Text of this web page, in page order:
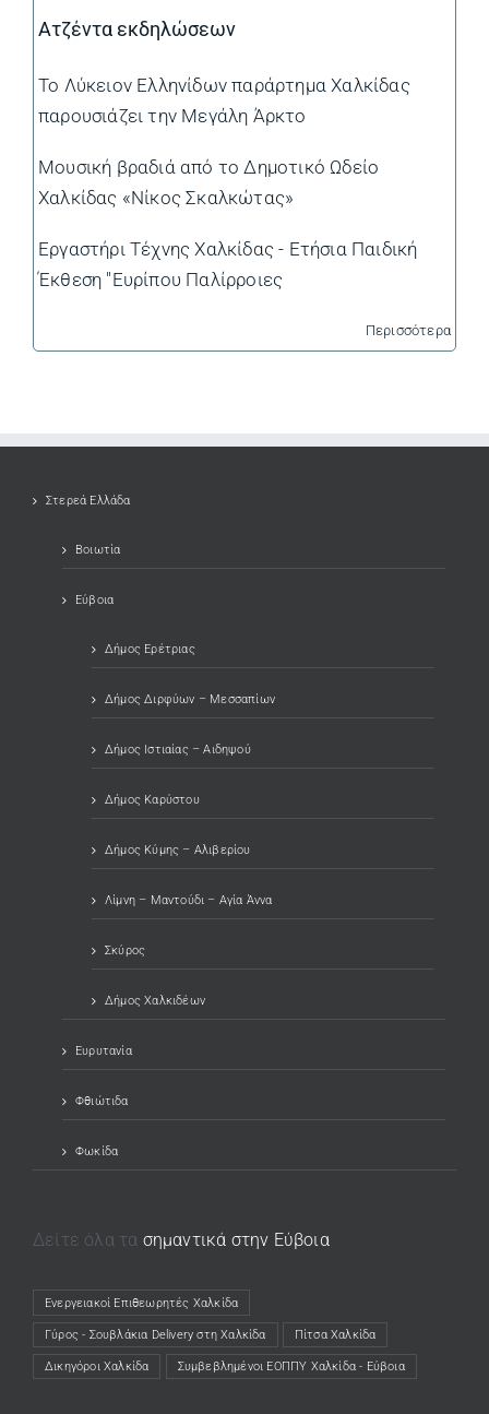
Ατζέντα εκδηλώσεων
Το Λύκειον Ελληνίδων παράρτημα Χαλκίδας
παρουσιάζει την Μεγάλη Άρκτο
Μουσική βραδιά από το Δημοτικό Ωδείο
Χαλκίδας «Νίκος Σκαλκώτας»
Εργαστήρι Τέχνης Χαλκίδας - Ετήσια Παιδική
Έκθεση "Ευρίπου Παλίρροιες
Περισσότερα
Στερεά Ελλάδα
Βοιωτία
Εύβοια
Δήμος Ερέτριας
Δήμος Διρφύων – Μεσσαπίων
Δήμος Ιστιαίας – Αιδηψού
Δήμος Καρύστου
Δήμος Κύμης – Αλιβερίου
Λίμνη – Μαντούδι – Αγία Άννα
Σκύρος
Δήμος Χαλκιδέων
Ευρυτανία
Φθιώτιδα
Φωκίδα
Δείτε όλα τα σημαντικά στην Εύβοια
Ενεργειακοί Επιθεωρητές Χαλκίδα
(opens in a new tab)
Γύρος - Σουβλάκια Delivery στη Χαλκίδα
(opens in a new tab) Πίτσα Χαλκίδα
(opens in a new tab)
Δικηγόροι Χαλκίδα
(opens in a new tab) Συμβεβλημένοι ΕΟΠΠΥ Χαλκίδα - Εύβοια
(opens in a new tab)